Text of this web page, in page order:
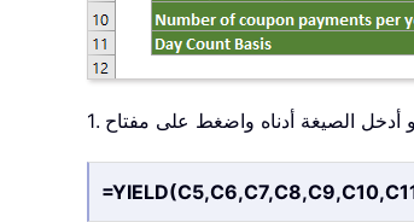
أدخل الصيغة أدناه واضغط على مفتاح